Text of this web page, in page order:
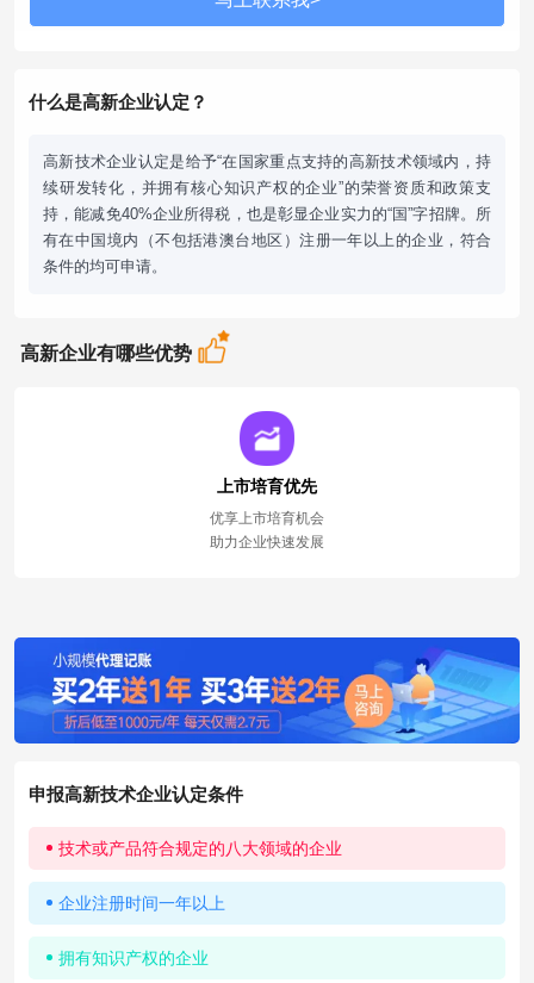
什么是高新企业认定？
高新技术企业认定是给予“在国家重点支持的高新技术领域内，持
续研发转化，并拥有核心知识产权的企业”的荣誉资质和政策支
持，能减免40%企业所得税，也是彰显企业实力的“国”字招牌。所
有在中国境内（不包括港澳台地区）注册一年以上的企业，符合
条件的均可申请。
高新企业有哪些优势
上市培育优先
优享上市培育机会
助力企业快速发展
申报高新技术企业认定条件
技术或产品符合规定的八大领域的企业
企业注册时间一年以上
拥有知识产权的企业